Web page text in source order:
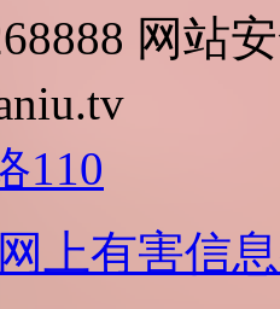
网站
110
网上有害信